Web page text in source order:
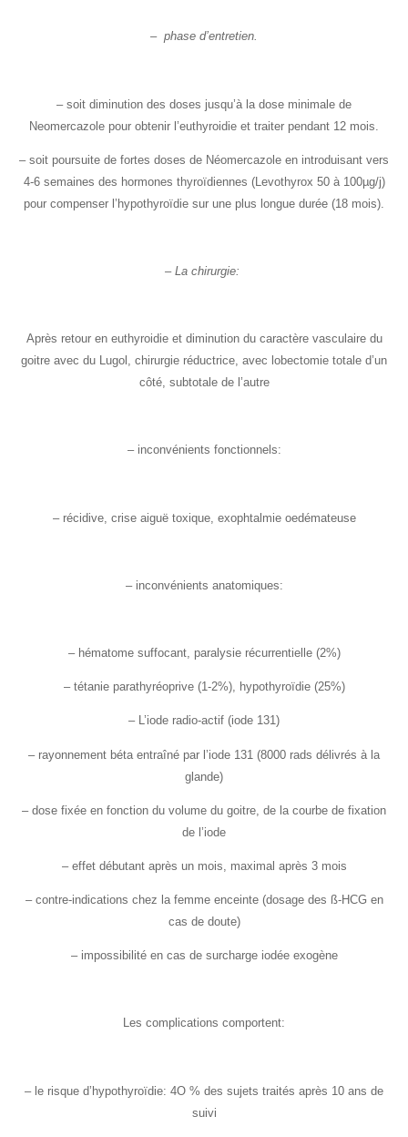
– phase d’entretien.
– soit diminution des doses jusqu’à la dose minimale de
Neomercazole pour obtenir l’euthyroidie et traiter pendant 12 mois.
– soit poursuite de fortes doses de Néomercazole en introduisant vers
4-6 semaines des hormones thyroïdiennes (Levothyrox 50 à 100µg/j)
pour compenser l’hypothyroïdie sur une plus longue durée (18 mois).
– La chirurgie:
Après retour en euthyroidie et diminution du caractère vasculaire du
goitre avec du Lugol, chirurgie réductrice, avec lobectomie totale d’un
côté, subtotale de l’autre
– inconvénients fonctionnels:
– récidive, crise aiguë toxique, exophtalmie oedémateuse
– inconvénients anatomiques:
– hématome suffocant, paralysie récurrentielle (2%)
– tétanie parathyréoprive (1-2%), hypothyroïdie (25%)
– L’iode radio-actif (iode 131)
– rayonnement béta entraîné par l’iode 131 (8000 rads délivrés à la
glande)
– dose fixée en fonction du volume du goitre, de la courbe de fixation
de l’iode
– effet débutant après un mois, maximal après 3 mois
– contre-indications chez la femme enceinte (dosage des ß-HCG en
cas de doute)
– impossibilité en cas de surcharge iodée exogène
Les complications comportent:
– le risque d’hypothyroïdie: 4O % des sujets traités après 10 ans de
suivi